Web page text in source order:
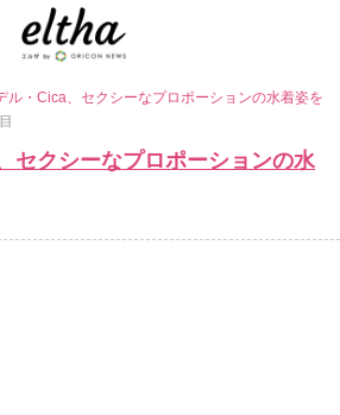
ル・Cica、セクシーなプロポーションの水着姿を
セクシーなプロポーションの水